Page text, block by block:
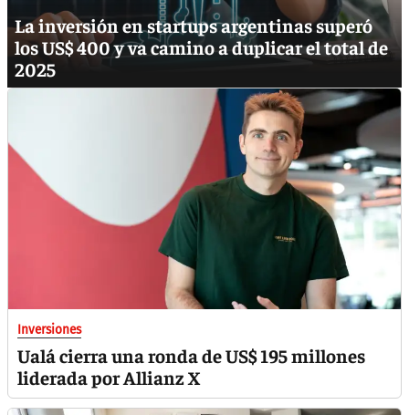
La inversión en startups argentinas superó
los US$ 400 y va camino a duplicar el total de
2025
Inversiones
Ualá cierra una ronda de US$ 195 millones
liderada por Allianz X